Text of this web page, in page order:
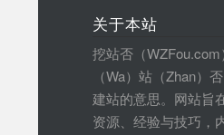
关于本站
挖站否（
（Wa）站（Zhan）
建站的意思。网站旨
资源、经验与技巧，